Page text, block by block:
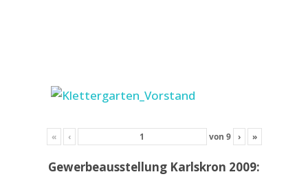
« ‹ von 9 › »
Gewerbeausstellung Karlskron 2009: